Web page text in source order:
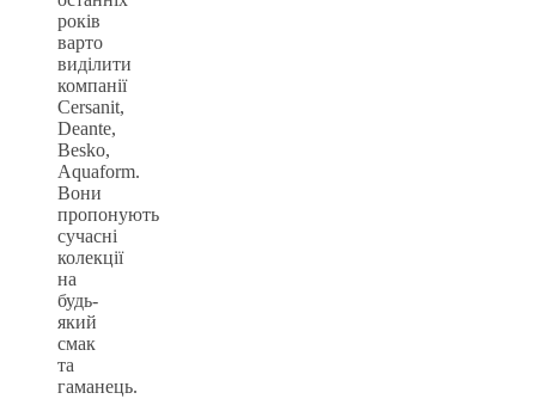
років
варто
виділити
компанії
Cersanit,
Deante,
Besko,
Aquaform.
Вони
пропонують
сучасні
колекції
на
будь-
який
смак
та
гаманець.